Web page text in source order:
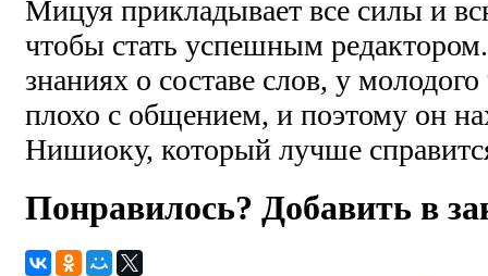
Мицуя прикладывает все силы и
чтобы стать успешным
знаниях о составе слов, у
плохо с общением, и поэтому он
Нишиоку, который лучше
Понравилось? Добавить в